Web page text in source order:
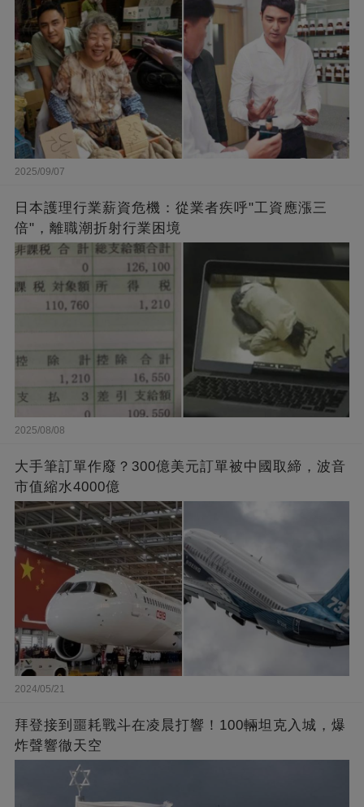
2025/09/07
日本護理行業薪資危機：從業者疾呼"工資應漲三
倍"，離職潮折射行業困境
2025/08/08
大手筆訂單作廢？300億美元訂單被中國取締，波音
市值縮水4000億
2024/05/21
拜登接到噩耗戰斗在凌晨打響！100輛坦克入城，爆
炸聲響徹天空